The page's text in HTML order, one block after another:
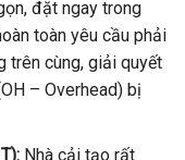
đặt ngay trong
toàn yêu cầu phải
trên cùng, giải quyết
– Overhead) bị
Nhà cải tạo rất